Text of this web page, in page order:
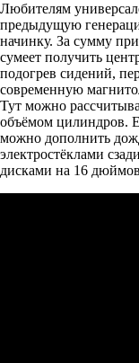
Любителям
предыдущую
начинку. За сумму
сумеет получить
подогрев сидений,
современную
Тут можно
объёмом цилиндров.
можно дополнить
электростёклами
дисками на 16